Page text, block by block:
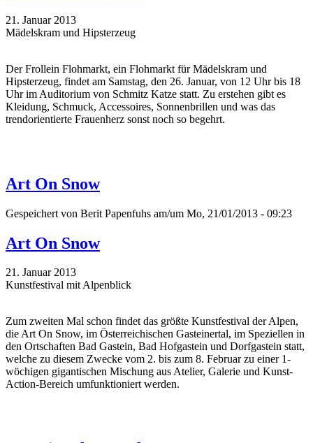
21. Januar 2013
Mädelskram und Hipsterzeug
Der Frollein Flohmarkt, ein Flohmarkt für Mädelskram und
Hipsterzeug, findet am Samstag, den 26. Januar, von 12 Uhr bis 18
Uhr im Auditorium von Schmitz Katze statt. Zu erstehen gibt es
Kleidung, Schmuck, Accessoires, Sonnenbrillen und was das
trendorientierte Frauenherz sonst noch so begehrt.
Art On Snow
Gespeichert von Berit Papenfuhs am/um Mo, 21/01/2013 - 09:23
Art On Snow
21. Januar 2013
Kunstfestival mit Alpenblick
Zum zweiten Mal schon findet das größte Kunstfestival der Alpen,
die Art On Snow, im Österreichischen Gasteinertal, im Speziellen in
den Ortschaften Bad Gastein, Bad Hofgastein und Dorfgastein statt,
welche zu diesem Zwecke vom 2. bis zum 8. Februar zu einer 1-
wöchigen gigantischen Mischung aus Atelier, Galerie und Kunst-
Action-Bereich umfunktioniert werden.